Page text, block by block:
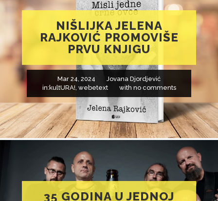
NIŠLIJKA JELENA
RAJKOVIĆ PROMOVIŠE
PRVU KNJIGU
Mar 24, 2024
Jovana Djordjević
in: kultURA!, webetext with no comments
35 GODINA U JEDNOJ